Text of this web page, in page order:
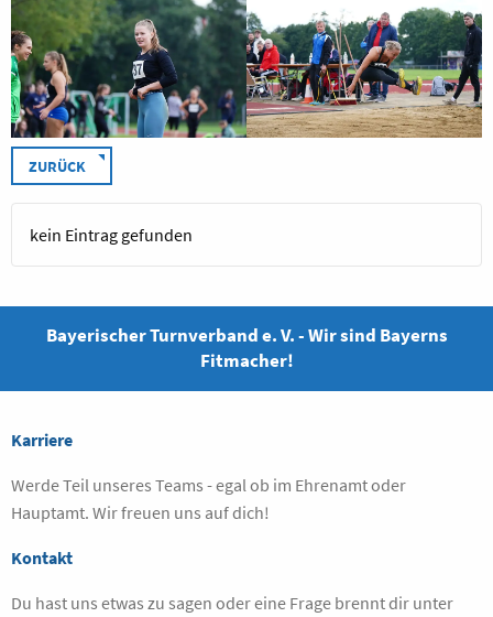
ZURÜCK
kein Eintrag gefunden
Bayerischer Turnverband e. V. - Wir sind Bayerns
Fitmacher!
Karriere
Werde Teil unseres Teams - egal ob im Ehrenamt oder
Hauptamt. Wir freuen uns auf dich!
Kontakt
Du hast uns etwas zu sagen oder eine Frage brennt dir unter